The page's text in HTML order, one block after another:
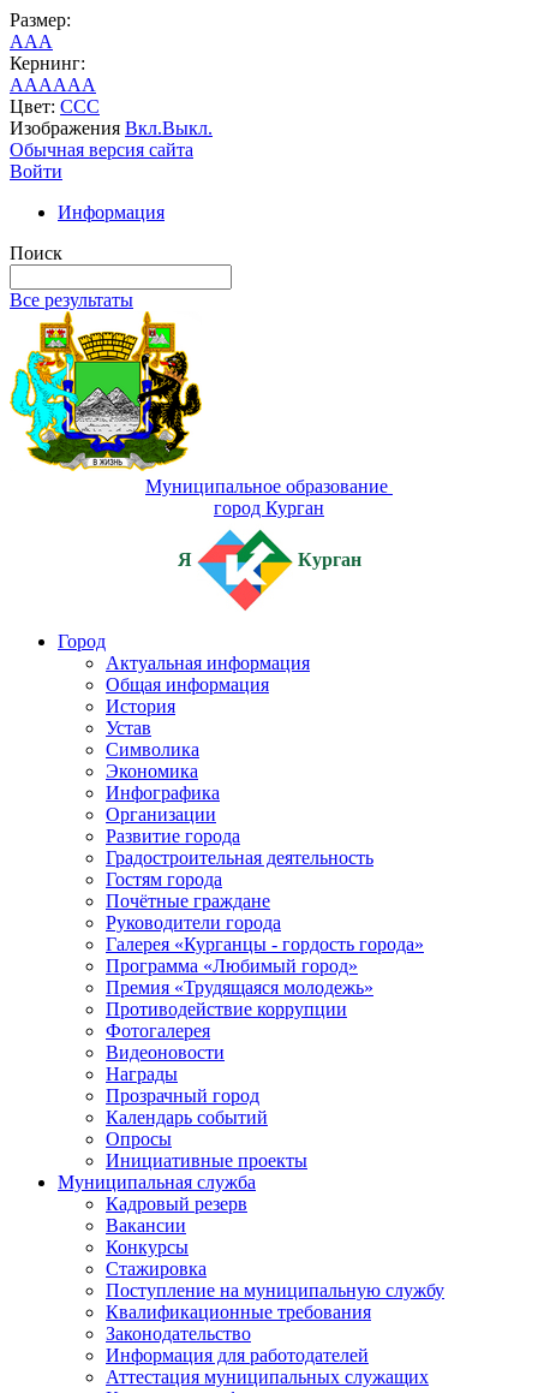
Размер:
AAA
Кернинг:
AAAAAA
Цвет: CCC
Изображения Вкл.Выкл.
Обычная версия сайта
Войти
Информация
Поиск
Все результаты
Муниципальное образование
город Курган
Я Курган
Город
Актуальная информация
Общая информация
История
Устав
Символика
Экономика
Инфографика
Организации
Развитие города
Градостроительная деятельность
Гостям города
Почётные граждане
Руководители города
Галерея «Курганцы - гордость города»
Программа «Любимый город»
Премия «Трудящаяся молодежь»
Противодействие коррупции
Фотогалерея
Видеоновости
Награды
Прозрачный город
Календарь событий
Опросы
Инициативные проекты
Муниципальная служба
Кадровый резерв
Вакансии
Конкурсы
Стажировка
Поступление на муниципальную службу
Квалификационные требования
Законодательство
Информация для работодателей
Аттестация муниципальных служащих